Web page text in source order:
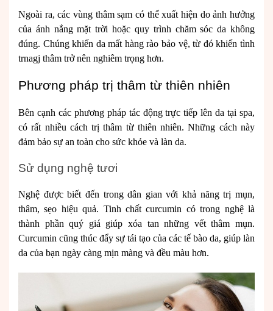
Ngoài ra, các vùng thâm sạm có thể xuất hiện do ảnh hưởng
của ánh nắng mặt trời hoặc quy trình chăm sóc da không
đúng. Chúng khiến da mất hàng rào bảo vệ, từ đó khiến tình
trnagj thâm trở nên nghiêm trọng hơn.
Phương pháp trị thâm từ thiên nhiên
Bên cạnh các phương pháp tác động trực tiếp lên da tại spa,
có rất nhiều cách trị thâm từ thiên nhiên. Những cách này
đảm bảo sự an toàn cho sức khỏe và làn da.
Sử dụng nghệ tươi
Nghệ được biết đến trong dân gian với khả năng trị mụn,
thâm, sẹo hiệu quả. Tinh chất curcumin có trong nghệ là
thành phần quý giá giúp xóa tan những vết thâm mụn.
Curcumin cũng thúc đẩy sự tái tạo của các tế bào da, giúp làn
da của bạn ngày càng mịn màng và đều màu hơn.